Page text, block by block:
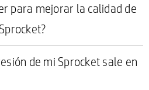
para mejorar la calidad de
de mi Sprocket sale en